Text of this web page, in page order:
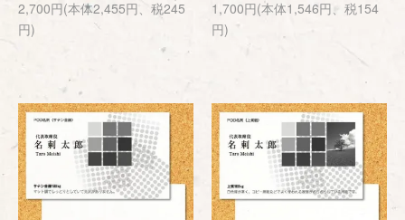
2,700円(本体2,455円、税245
円)
1,700円(本体1,546円、税154
円)